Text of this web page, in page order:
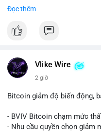
#binancesquare
$btc
📰 Nguồn: Cointelegraph
Đọc thêm
Vlike Wire
2 giờ
Bitcoin giảm độ biến động,
- BVIV Bitcoin chạm mức
- Nhu cầu quyền chọn giảm